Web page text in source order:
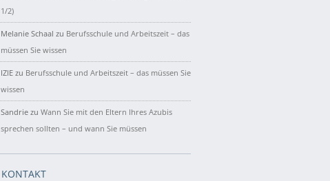
1/2)
Melanie Schaal zu Berufsschule und Arbeitszeit – das
müssen Sie wissen
IZIE zu Berufsschule und Arbeitszeit – das müssen Sie
wissen
Sandrie zu Wann Sie mit den Eltern Ihres Azubis
sprechen sollten – und wann Sie müssen
KONTAKT